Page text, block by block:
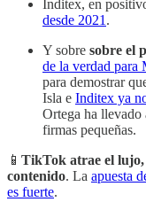
Inditex, en
desde 2021 .
Y sobre sobre el
de la verdad para
para demostrar
Isla e Inditex ya
Ortega ha llevado
firmas pequeñas.
📱 TikTok atrae el lujo,
contenido. La apuesta
es fuerte.